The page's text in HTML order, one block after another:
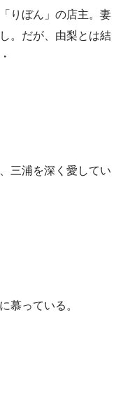
りぼん」の店主。妻
。だが、由梨とは結
三浦を深く愛してい
慕っている。